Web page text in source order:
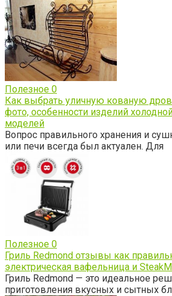
Полезное 0
Как выбрать уличную кованую
фото, особенности изделий
моделей
Вопрос правильного хранения и
или печи всегда был актуален. Для
Полезное 0
Гриль Redmond отзывы как
электрическая вафельница и
Гриль Redmond — это идеальное
приготовления вкусных и сытных